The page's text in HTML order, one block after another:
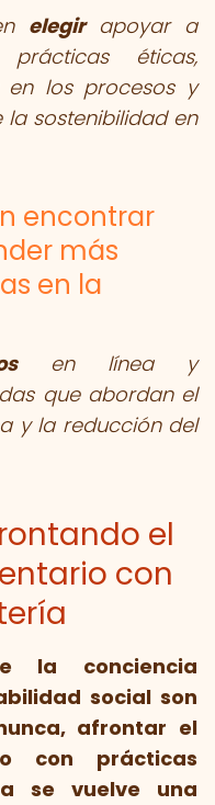
elegirapoyar a
éticas,
los procesos y
sostenibilidad en
encontrar
más
en la
en línea y
que abordan el
y la reducción del
el
con
la conciencia
social son
afrontar el
con prácticas
se vuelve una